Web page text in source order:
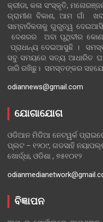
କ୍ରୀଡା, କଳା ସଂସ୍କୃତି,
ଗ୍ରାମୀଣ ବିକାଶ, ଆମ
ସାମ୍ବାଦିକତାକୁ ଗୁରୁତ୍ୱ
ଦେଶରର ଅବା ପୃଥିବୀର
ପ୍ରାଧାନ୍ୟ ଦେଇଆସୁଛି ।
ସବୁ ସମୟରେ ସତ୍ୟ ଆଧାରିତ
ଜାରି ରଖିଛୁ। ସମସ୍ତଙ୍କର
odiannews@gmail.com
ଯୋଗାଯୋଗ
ଓଡିଆନ ମିଡିଆ ନେଟୱର୍କ
ପ୍ଲଟ – ୧୨୦୯, ଗଡସାହି
ଖୋର୍ଦ୍ଧା, ଓଡିଶା , ୭୫୧୦୧୨
ବିଜ୍ଞାପନ